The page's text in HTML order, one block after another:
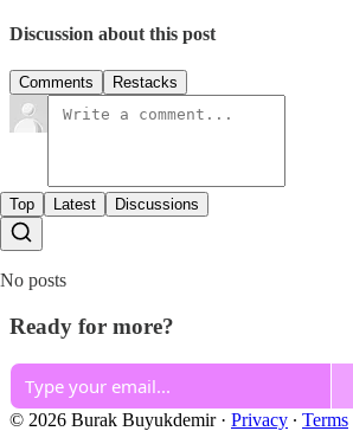
Discussion about this post
Comments Restacks
Top Latest Discussions
No posts
Ready for more?
© 2026 Burak Buyukdemir· Privacy ∙ Terms